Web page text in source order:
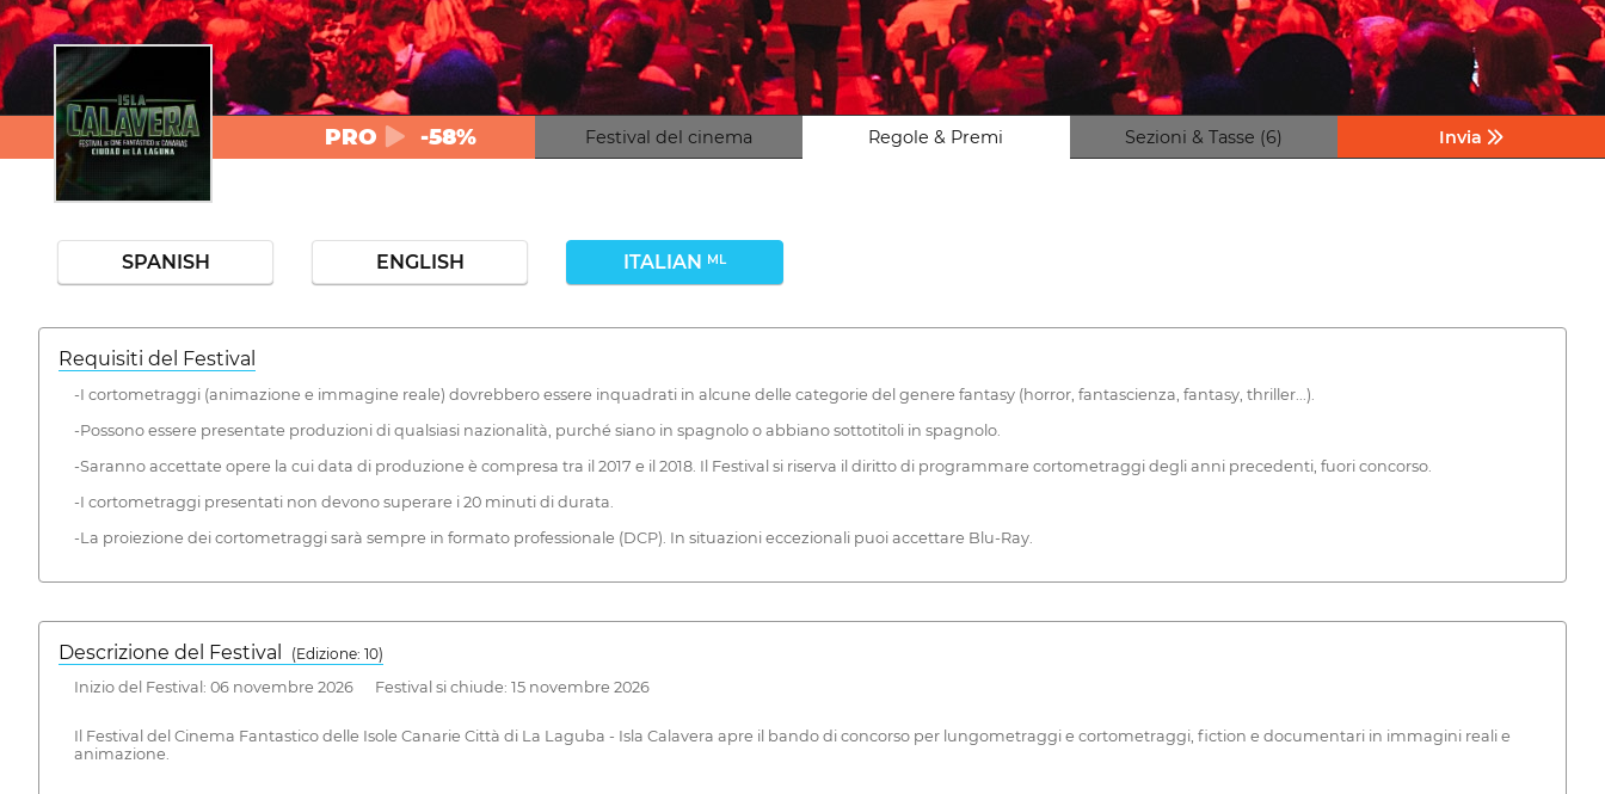
PRO -58% Festival del cinema Regole & Premi Sezioni & Tasse (6) Invia
SPANISH ENGLISH ITALIAN ML
Requisiti del Festival
-I cortometraggi (animazione e immagine reale) dovrebbero essere inquadrati in alcune delle categorie del genere fantasy (horror, fantascienza, fantasy, thriller...).
-Possono essere presentate produzioni di qualsiasi nazionalità, purché siano in spagnolo o abbiano sottotitoli in spagnolo.
-Saranno accettate opere la cui data di produzione è compresa tra il 2017 e il 2018. Il Festival si riserva il diritto di programmare cortometraggi degli anni precedenti, fuori concorso.
-I cortometraggi presentati non devono superare i 20 minuti di durata.
-La proiezione dei cortometraggi sarà sempre in formato professionale (DCP). In situazioni eccezionali puoi accettare Blu-Ray.
Descrizione del Festival
( Edizione: 10)
Inizio del Festival: 06 novembre 2026 Festival si chiude: 15 novembre 2026
Il Festival del Cinema Fantastico delle Isole Canarie Città di La Laguba - Isla Calavera apre il bando di concorso per lungometraggi e cortometraggi, fiction e documentari in immagini reali e
animazione.